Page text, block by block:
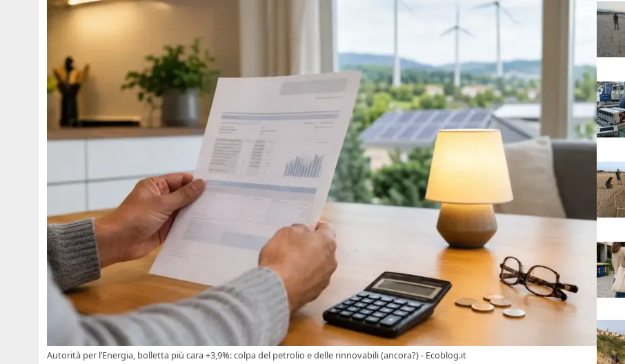
Autorità per l’Energia, bolletta più cara +3,9%: colpa del petrolio e delle rinnovabili (ancora?) - Ecoblog.it